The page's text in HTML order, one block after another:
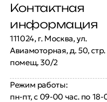
Контактная
информация
111024, г. Москва, ул.
Авиамоторная, д. 50, стр.
помещ. 30/2
Режим работы:
пн-пт, с 09-00 час. по 18-